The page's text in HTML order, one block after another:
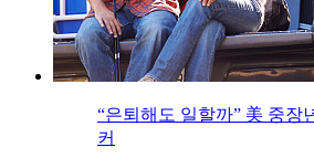
“은퇴해도 일할까” 美 중장
커